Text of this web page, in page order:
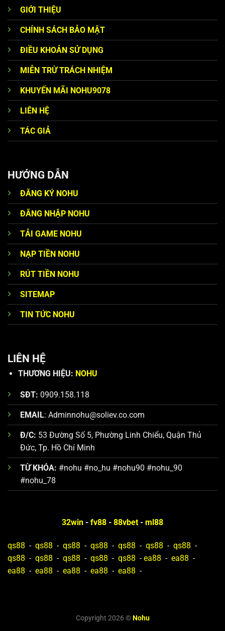
GIỚI THIỆU
CHÍNH SÁCH BẢO MẬT
ĐIỀU KHOẢN SỬ DỤNG
MIỄN TRỪ TRÁCH NHIỆM
KHUYẾN MÃI NOHU9078
LIÊN HỆ
TÁC GIẢ
HƯỚNG DẪN
ĐĂNG KÝ NOHU
ĐĂNG NHẬP NOHU
TẢI GAME NOHU
NẠP TIỀN NOHU
RÚT TIỀN NOHU
SITEMAP
TIN TỨC NOHU
LIÊN HỆ
THƯƠNG HIỆU: NOHU
SĐT: 0909.158.118
EMAIL: Adminnohu@soliev.co.com
Đ/C: 53 Đường Số 5, Phường Linh Chiểu, Quận Thủ
Đức, Tp. Hồ Chí Minh
TỪ KHÓA: #nohu #no_hu #nohu90 #nohu_90
#nohu_78
32win - fv88 - 88vbet - ml88
qs88 - qs88 - qs88 - qs88 - qs88 - qs88 - qs88 -
qs88 - qs88 - qs88 - qs88 - qs88 -ea88 - ea88 -
ea88 - ea88 - ea88 - ea88 - ea88 -
Copyright 2026 ©Nohu